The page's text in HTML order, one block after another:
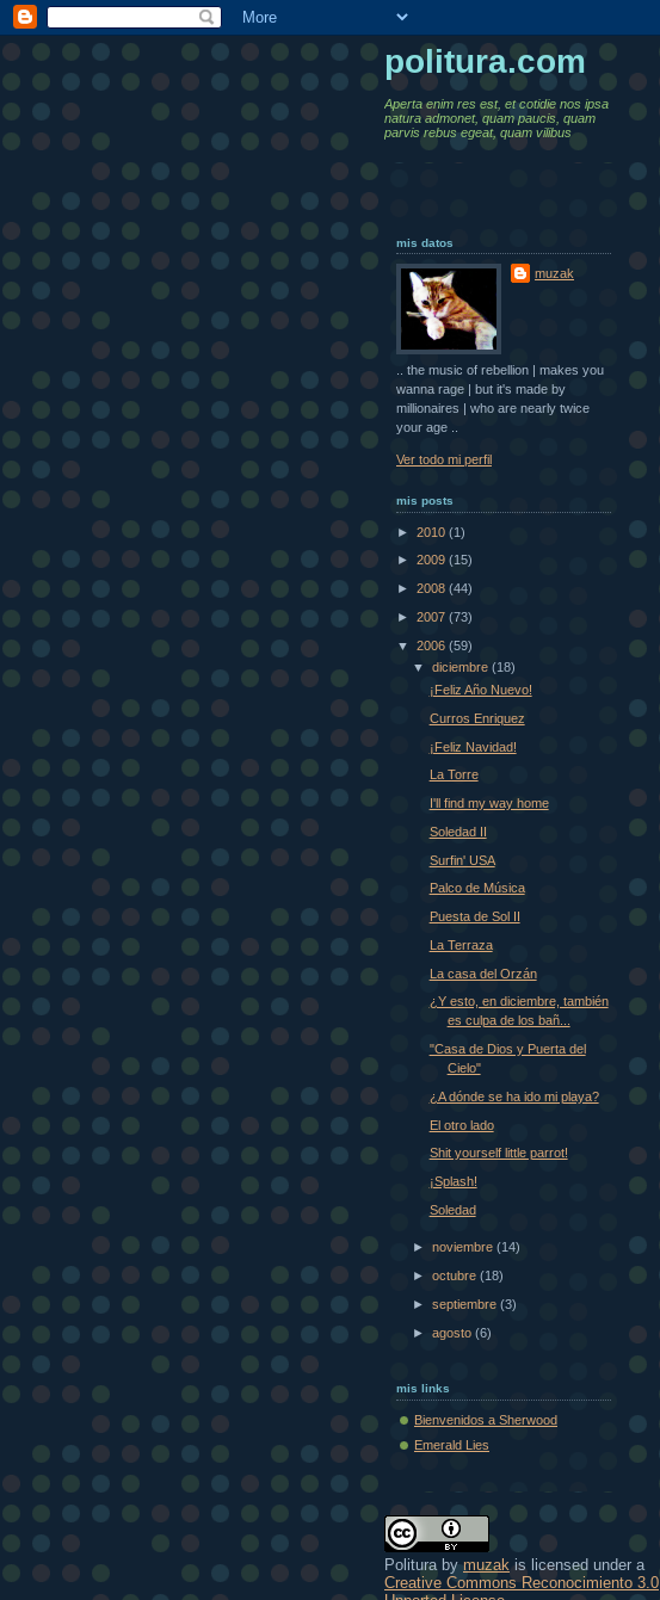
politura.com
Aperta enim res est, et cotidie nos ipsa
natura admonet, quam paucis, quam
parvis rebus egeat, quam vilibus
mis datos
muzak
.. the music of rebellion | makes you
wanna rage | but it's made by
millionaires | who are nearly twice
your age ..
Ver todo mi perfil
mis posts
► 2010 (1)
► 2009 (15)
► 2008 (44)
► 2007 (73)
▼ 2006 (59)
▼diciembre(18)
¡Feliz Año Nuevo!
Curros Enriquez
¡Feliz Navidad!
La Torre
I'll find my way home
Soledad II
Surfin' USA
Palco de Música
Puesta de Sol II
La Terraza
La casa del Orzán
¿Y esto, en diciembre, también
es culpa de los bañ...
"Casa de Dios y Puerta del
Cielo"
¿A dónde se ha ido mi playa?
El otro lado
Shit yourself little parrot!
¡Splash!
Soledad
►noviembre(14)
►octubre(18)
►septiembre(3)
►agosto(6)
mis links
Bienvenidos a Sherwood
Emerald Lies
Polituraby muzakis licensed under a
Creative Commons Reconocimiento 3.0